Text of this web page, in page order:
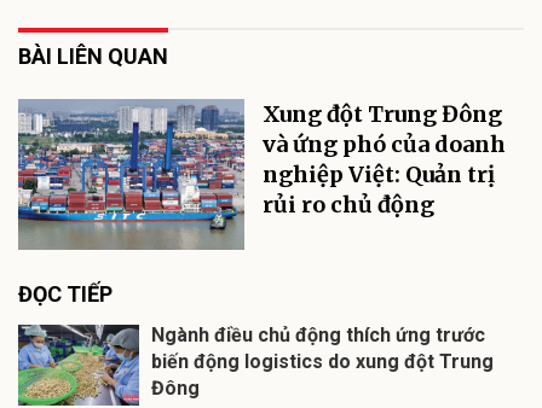
BÀI LIÊN QUAN
Xung đột Trung Đông
và ứng phó của doanh
nghiệp Việt: Quản trị
rủi ro chủ động
ĐỌC TIẾP
Ngành điều chủ động thích ứng trước
biến động logistics do xung đột Trung
Đông